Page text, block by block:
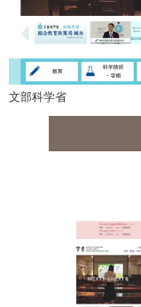
文部科学省